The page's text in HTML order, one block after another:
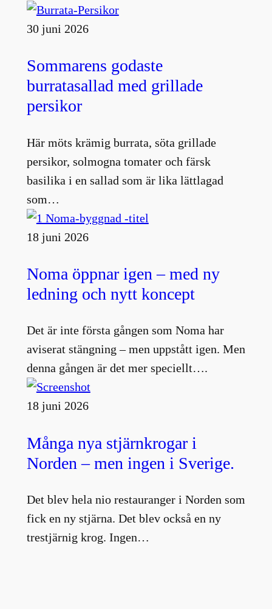
30 juni 2026
Sommarens godaste
burratasallad med grillade
persikor
Här möts krämig burrata, söta grillade
persikor, solmogna tomater och färsk
basilika i en sallad som är lika lättlagad
som…
18 juni 2026
Noma öppnar igen – med ny
ledning och nytt koncept
Det är inte första gången som Noma har
aviserat stängning – men uppstått igen. Men
denna gången är det mer speciellt….
18 juni 2026
Många nya stjärnkrogar i
Norden – men ingen i Sverige.
Det blev hela nio restauranger i Norden som
fick en ny stjärna. Det blev också en ny
trestjärnig krog. Ingen…